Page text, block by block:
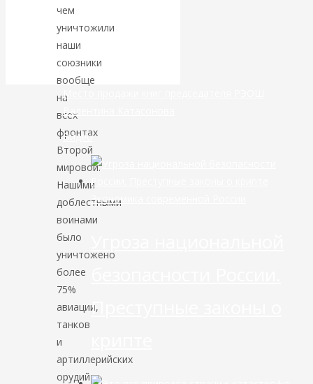
сфере России
уже начался
чем
уничтожили
наши
союзники
вообще
на
всех
фронтах
Второй
мировой.
Нашими
доблестными
воинами
было
уничтожено
более
75%
авиации,
танков
и
артиллерийских
орудий
Место продажи книг председателя РЭОШ
Валентина Катасонова
Видео
Экономика современной России
Преступные законы о